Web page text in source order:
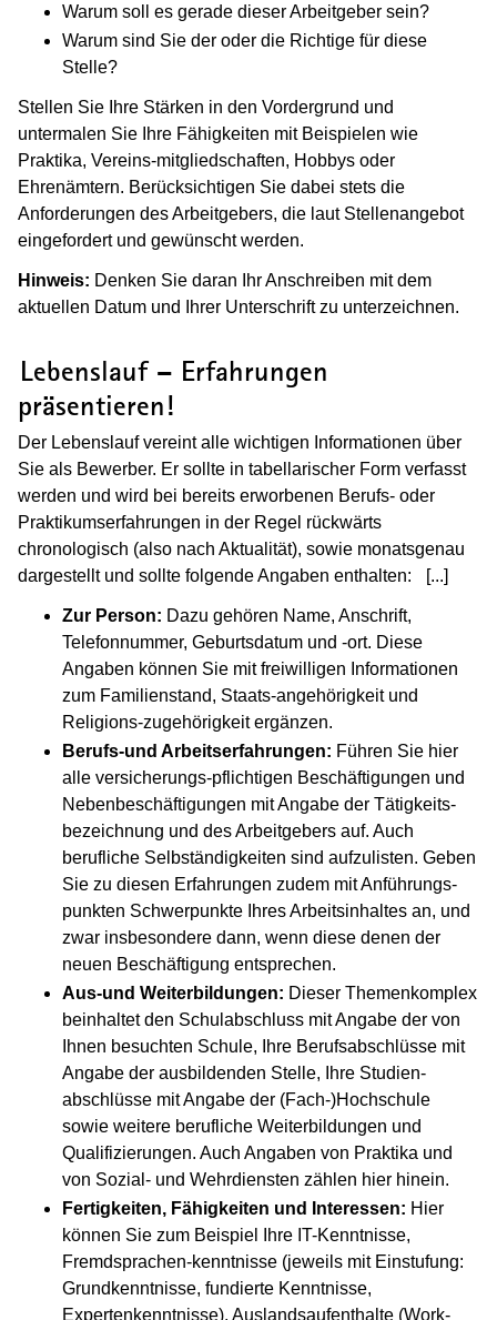
Warum soll es gerade dieser Arbeitgeber sein?
Warum sind Sie der oder die Richtige für diese
Stelle?
Stellen Sie Ihre Stärken in den Vordergrund und
untermalen Sie Ihre Fähigkeiten mit Beispielen wie
Praktika, Vereins-mitgliedschaften, Hobbys oder
Ehrenämtern. Berücksichtigen Sie dabei stets die
Anforderungen des Arbeitgebers, die laut Stellenangebot
eingefordert und gewünscht werden.
Hinweis: Denken Sie daran Ihr Anschreiben mit dem
aktuellen Datum und Ihrer Unterschrift zu unterzeichnen.
(Wird in einem neuen Fenster
Lebenslauf – Erfahrungen
präsentieren!
Der Lebenslauf vereint alle wichtigen Informationen über
Sie als Bewerber. Er sollte in tabellarischer Form verfasst
werden und wird bei bereits erworbenen Berufs- oder
Praktikumserfahrungen in der Regel rückwärts
chronologisch (also nach Aktualität), sowie monatsgenau
dargestellt und sollte folgende Angaben enthalten:
[...]
Zur Person: Dazu gehören Name, Anschrift,
Telefonnummer, Geburtsdatum und -ort. Diese
Angaben können Sie mit freiwilligen Informationen
zum Familienstand, Staats-angehörigkeit und
Religions-zugehörigkeit ergänzen.
Berufs-und Arbeitserfahrungen: Führen Sie hier
alle versicherungs-pflichtigen Beschäftigungen und
Nebenbeschäftigungen mit Angabe der Tätigkeits-
bezeichnung und des Arbeitgebers auf. Auch
berufliche Selbständigkeiten sind aufzulisten. Geben
Sie zu diesen Erfahrungen zudem mit Anführungs-
punkten Schwerpunkte Ihres Arbeitsinhaltes an, und
zwar insbesondere dann, wenn diese denen der
neuen Beschäftigung entsprechen.
Aus-und Weiterbildungen: Dieser Themenkomplex
beinhaltet den Schulabschluss mit Angabe der von
Ihnen besuchten Schule, Ihre Berufsabschlüsse mit
Angabe der ausbildenden Stelle, Ihre Studien-
abschlüsse mit Angabe der (Fach-)Hochschule
sowie weitere berufliche Weiterbildungen und
Qualifizierungen. Auch Angaben von Praktika und
von Sozial- und Wehrdiensten zählen hier hinein.
Fertigkeiten, Fähigkeiten und Interessen: Hier
können Sie zum Beispiel Ihre IT-Kenntnisse,
Fremdsprachen-kenntnisse (jeweils mit Einstufung:
Grundkenntnisse, fundierte Kenntnisse,
Expertenkenntnisse), Auslandsaufenthalte (Work-